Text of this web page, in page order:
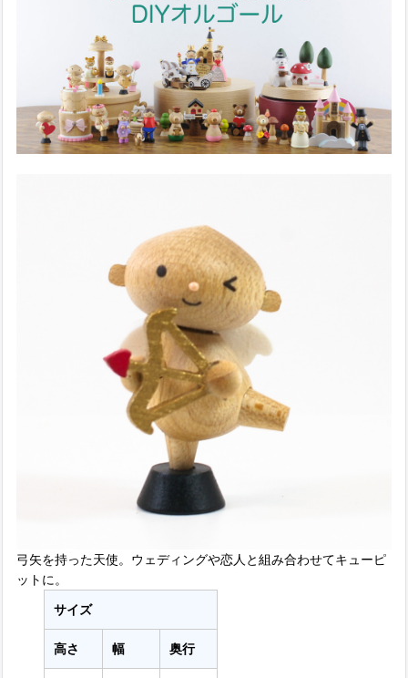
弓矢を持った天使。ウェディングや恋人と組み合わせてキューピ
ットに。
サイズ
高さ 幅 奥行